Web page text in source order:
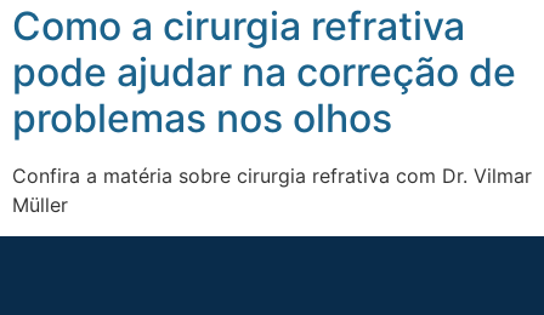
Como a cirurgia refrativa
pode ajudar na correção de
problemas nos olhos
Confira a matéria sobre cirurgia refrativa com Dr. Vilmar
Müller